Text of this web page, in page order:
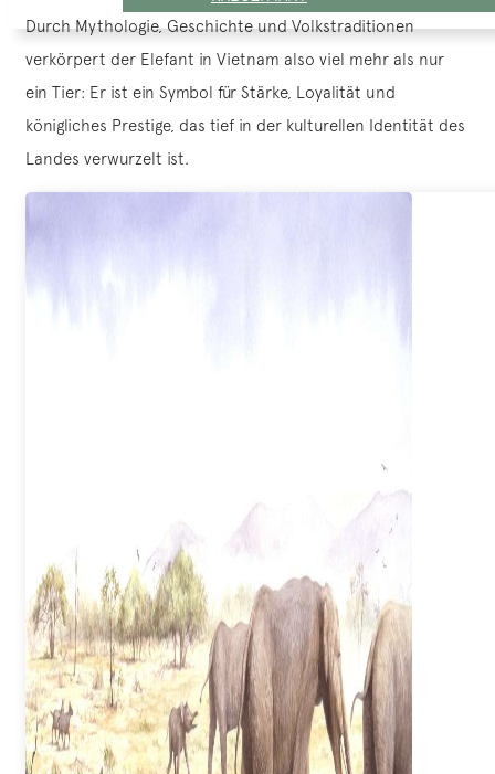
Durch Mythologie, Geschichte und Volkstraditionen
verkörpert der Elefant in Vietnam also viel mehr als nur
ein Tier: Er ist ein Symbol für Stärke, Loyalität und
königliches Prestige, das tief in der kulturellen Identität des
Landes verwurzelt ist.